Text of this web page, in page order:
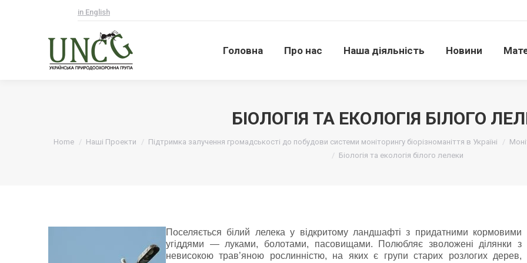
in English
Головна Про нас Наша діяльність Новини
БІОЛОГІЯ ТА ЕКОЛОГІЯ БІЛОГО
Home Наші Проекти Підтримка залучення громадськості до побудови системи моніторингу біорізноманіття в Україні
Біологія та екологія білого лелеки
Поселяється білий лелека у вiдкритому ландшафтi з придатними кормовими
угiддями — луками, болотами, пасовищами. Полюбляє зволожені ділянки з
невисокою трав’яною рослинністю, на яких є групи старих розлогих дерев,
Головна Про нас Наша діяльність Новини